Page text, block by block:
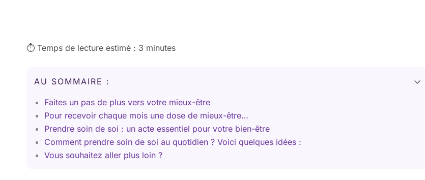
⏱️ Temps de lecture estimé : 3 minutes
AU SOMMAIRE :
Faites un pas de plus vers votre mieux-être
Pour recevoir chaque mois une dose de mieux-être…
Prendre soin de soi : un acte essentiel pour votre bien-être
Comment prendre soin de soi au quotidien ? Voici quelques idées :
Vous souhaitez aller plus loin ?